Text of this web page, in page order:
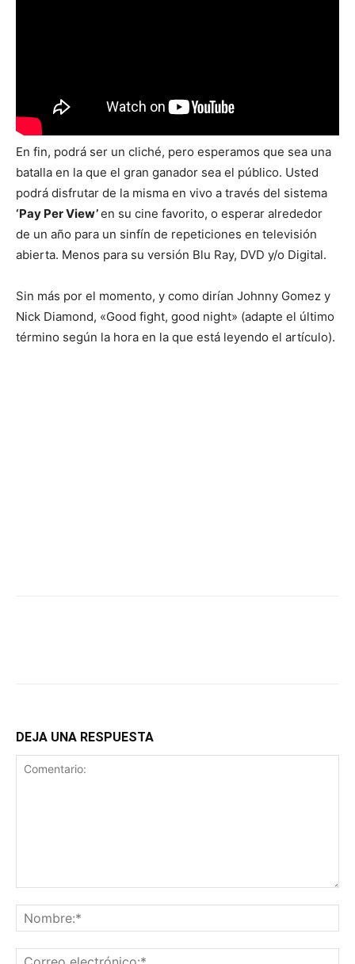
En fin, podrá ser un cliché, pero esperamos que sea una
batalla en la que el gran ganador sea el público. Usted
podrá disfrutar de la misma en vivo a través del sistema
‘Pay Per View’en su cine favorito, o esperar alrededor
de un año para un sinfín de repeticiones en televisión
abierta. Menos para su versión Blu Ray, DVD y/o Digital.
Sin más por el momento, y como dirían Johnny Gomez y
Nick Diamond, «Good fight, good night» (adapte el último
término según la hora en la que está leyendo el artículo).
DEJA UNA RESPUESTA